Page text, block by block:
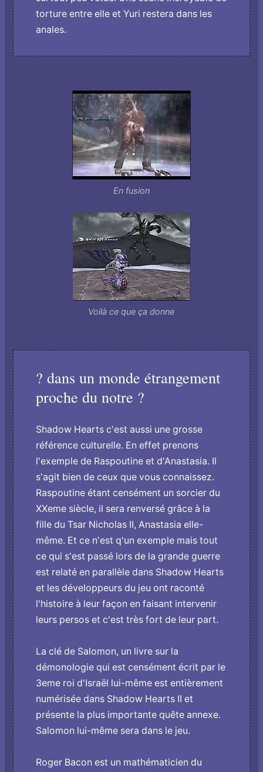
torture entre elle et Yuri restera dans les
anales.
En fusion
Voilà ce que ça donne
? dans un monde étrangement
proche du notre ?
Shadow Hearts c'est aussi une grosse
référence culturelle. En effet prenons
l'exemple de Raspoutine et d'Anastasia. Il
s'agit bien de ceux que vous connaissez.
Raspoutine étant censément un sorcier du
XXeme siècle, il sera renversé grâce à la
fille du Tsar Nicholas II, Anastasia elle-
même. Et ce n'est q'un exemple mais tout
ce qui s'est passé lors de la grande guerre
est relaté en parallèle dans Shadow Hearts
et les développeurs du jeu o­nt raconté
l'histoire à leur façon en faisant intervenir
leurs persos et c'est très fort de leur part.
La clé de Salomon, un livre sur la
démonologie qui est censément écrit par le
3eme roi d'Israël lui-même est entièrement
numérisée dans Shadow Hearts II et
présente la plus importante quête annexe.
Salomon lui-même sera dans le jeu.
Roger Bacon est un mathématicien du